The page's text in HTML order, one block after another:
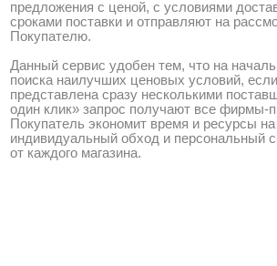
предложения с ценой, с условиями
сроками поставки и отправляют на
Покупателю.
Данный сервис удобен тем, что на
поиска наилучших ценовых условий,
представлена сразу несколькими
один клик» запрос получают все фирмы-
Покупатель экономит время и ресурсы на
индивидуальный обход и персональный
от каждого магазина.